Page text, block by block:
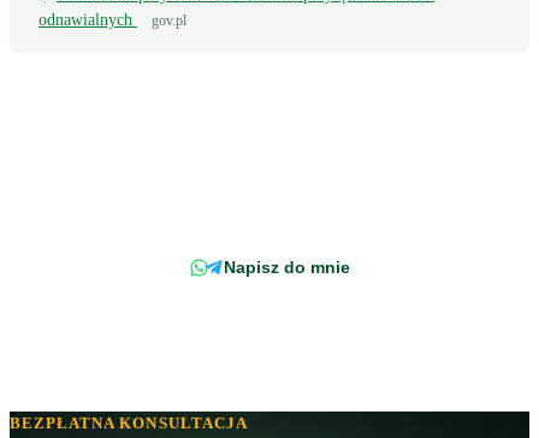
odnawialnych
gov.pl
Napisz do mnie
BEZPŁATNA KONSULTACJA